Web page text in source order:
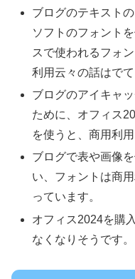
ブログのテキスト
ソフトのフォント
スで使われるフォ
利用云々の話はでて
ブログのアイキャ
ために、オフィス
を使うと、商用利
ブログで表や画像
い、フォントは商
っています。
オフィス2024を購
なくなりそうです。